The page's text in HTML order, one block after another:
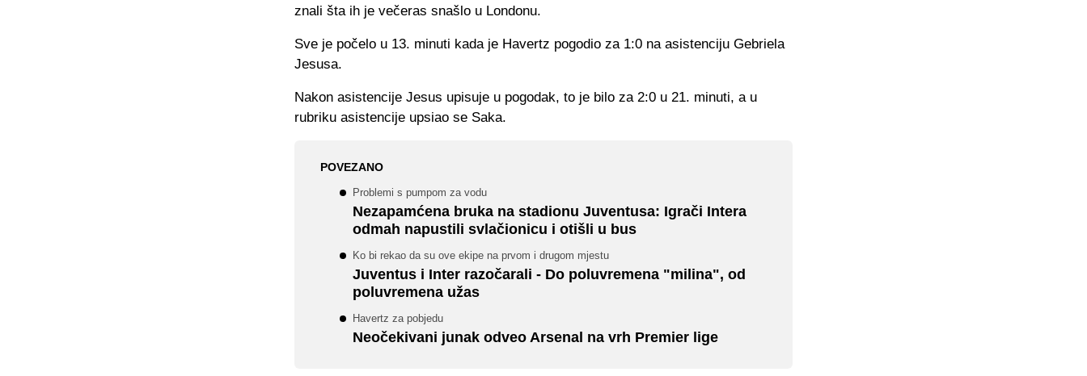
znali šta ih je večeras snašlo u Londonu.
Sve je počelo u 13. minuti kada je Havertz pogodio za 1:0 na asistenciju Gebriela
Jesusa.
Nakon asistencije Jesus upisuje u pogodak, to je bilo za 2:0 u 21. minuti, a u
rubriku asistencije upsiao se Saka.
POVEZANO
Problemi s pumpom za vodu
Nezapamćena bruka na stadionu Juventusa: Igrači Intera
odmah napustili svlačionicu i otišli u bus
Ko bi rekao da su ove ekipe na prvom i drugom mjestu
Juventus i Inter razočarali - Do poluvremena "milina", od
poluvremena užas
Havertz za pobjedu
Neočekivani junak odveo Arsenal na vrh Premier lige